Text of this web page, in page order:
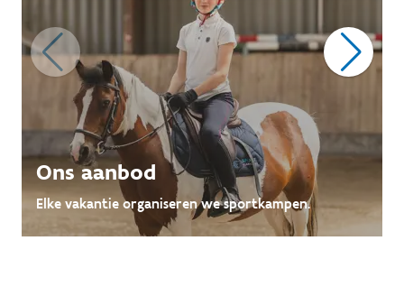
Ons aanbod
Elke vakantie organiseren we sportkampen.